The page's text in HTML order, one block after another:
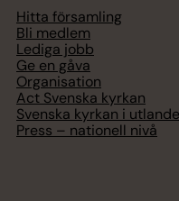
Hitta församling
Bli medlem
Lediga jobb
Ge en gåva
Organisation
Act Svenska kyrkan
Svenska kyrkan i
Press – nationell nivå